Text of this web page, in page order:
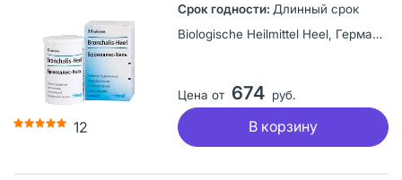
12
Длинный срок
Biologische Heilmittel Heel, Германия
Цена от 674 руб.
В корзину